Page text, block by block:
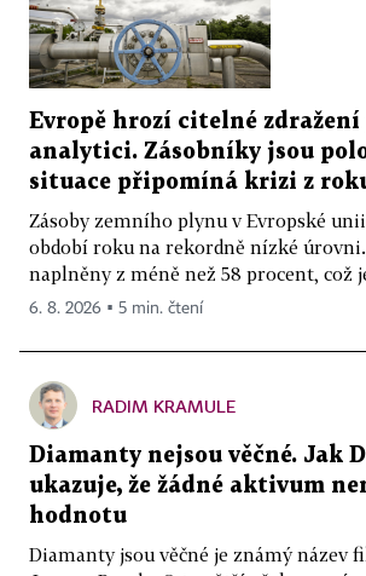
Evropě hrozí citelné
analytici. Zásobníky jsou
situace připomíná krizi z
Zásoby zemního plynu v Evropské
období roku na rekordně nízké
naplněny z méně než 58 procent, což
6. 8. 2026 ▪ 5 min. čtení
RADIM KRAMULE
Diamanty nejsou věčné. Jak
ukazuje, že žádné aktivum
hodnotu
Diamanty jsou věčné je známý název